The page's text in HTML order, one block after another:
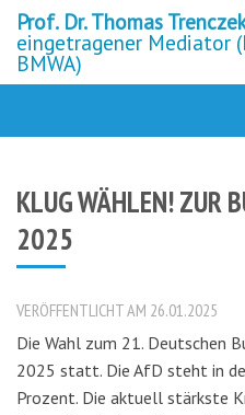
Prof. Dr. Thomas
eingetragener Mediator
BMWA)
KLUG WÄHLEN! ZUR
2025
VERÖFFENTLICHT AM 26.01.2025
Die Wahl zum 21. Deutschen
2025 statt. Die AfD steht in
Prozent. Die aktuell stärkste